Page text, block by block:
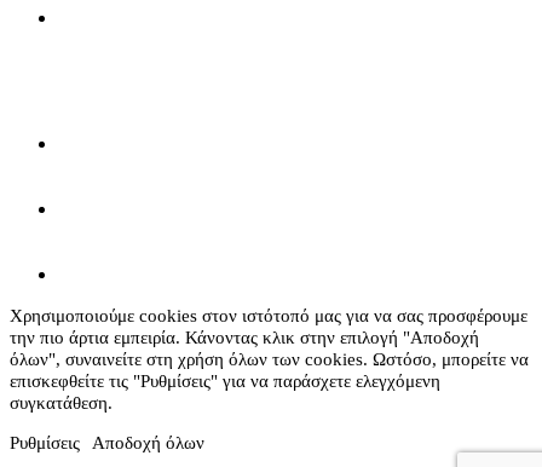
Χρησιμοποιούμε cookies στον ιστότοπό μας για να σας προσφέρουμε
την πιο άρτια εμπειρία. Κάνοντας κλικ στην επιλογή "Αποδοχή
όλων", συναινείτε στη χρήση όλων των cookies. Ωστόσο, μπορείτε να
επισκεφθείτε τις "Ρυθμίσεις" για να παράσχετε ελεγχόμενη
συγκατάθεση.
Ρυθμίσεις Αποδοχή όλων